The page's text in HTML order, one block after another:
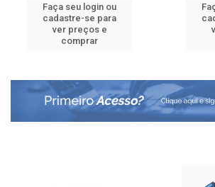
Faça seu login ou
cadastre-se para
ver preços e
comprar